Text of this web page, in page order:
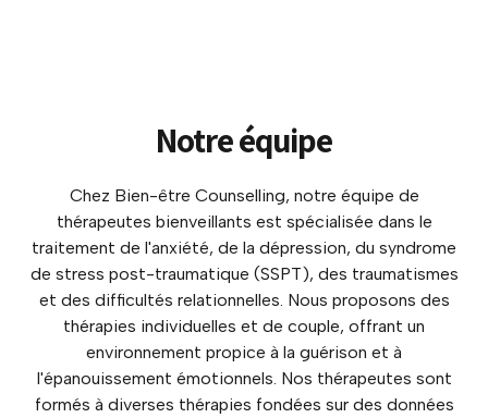
Notre équipe
Chez Bien-être Counselling, notre équipe de
thérapeutes bienveillants est spécialisée dans le
traitement de l'anxiété, de la dépression, du syndrome
de stress post-traumatique (SSPT), des traumatismes
et des difficultés relationnelles. Nous proposons des
thérapies individuelles et de couple, offrant un
environnement propice à la guérison et à
l'épanouissement émotionnels. Nos thérapeutes sont
formés à diverses thérapies fondées sur des données